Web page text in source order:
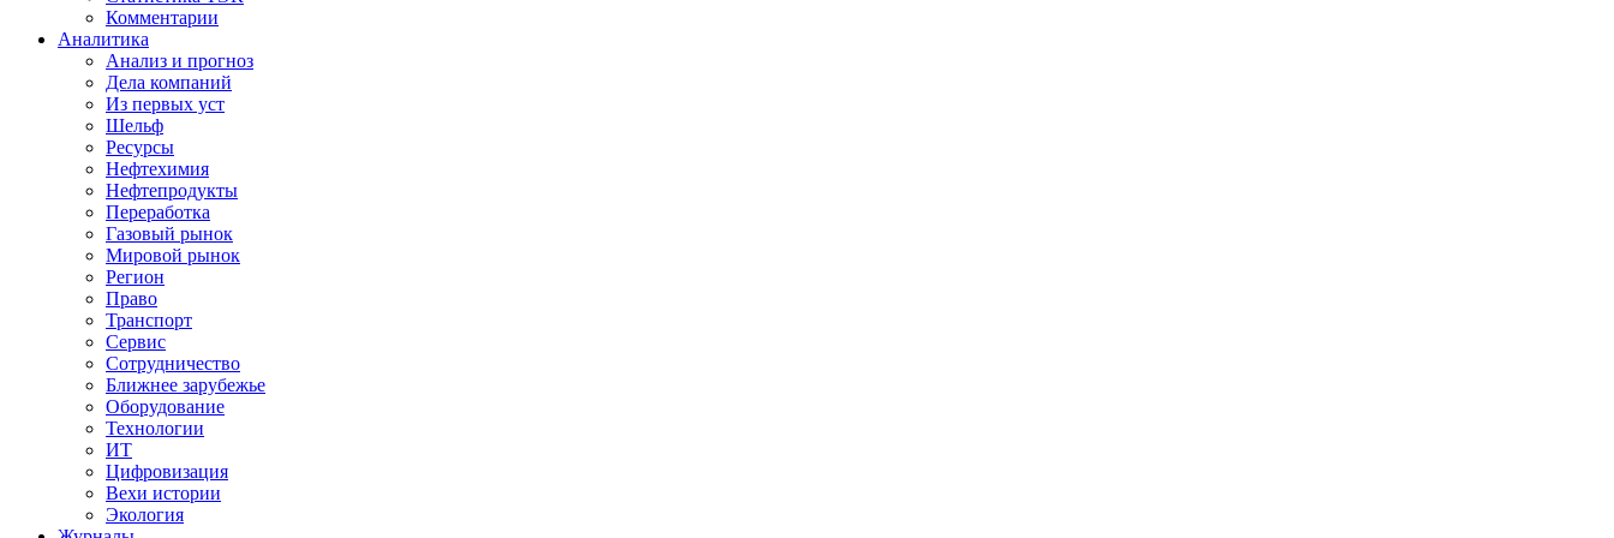
Комментарии
Аналитика
Анализ и прогноз
Дела компаний
Из первых уст
Шельф
Ресурсы
Нефтехимия
Нефтепродукты
Переработка
Газовый рынок
Мировой рынок
Регион
Право
Транспорт
Сервис
Сотрудничество
Ближнее зарубежье
Оборудование
Технологии
ИТ
Цифровизация
Вехи истории
Экология